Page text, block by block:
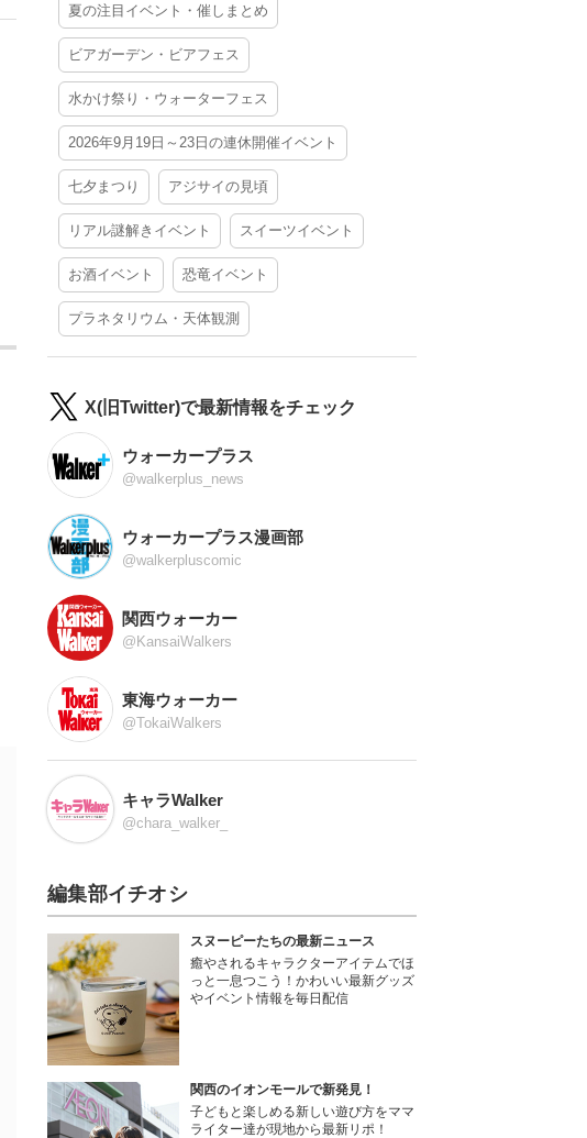
夏の注目イベント・催しまとめ
ビアガーデン・ビアフェス
水かけ祭り・ウォーターフェス
2026年9月19日～23日の連休開催イベント
七夕まつり アジサイの見頃
リアル謎解きイベント スイーツイベント
お酒イベント 恐竜イベント
プラネタリウム・天体観測
X(旧Twitter)で最新情報をチェック
ウォーカープラス
@walkerplus_news
ウォーカープラス漫画部
@walkerpluscomic
関西ウォーカー
@KansaiWalkers
東海ウォーカー
@TokaiWalkers
キャラWalker
@chara_walker_
編集部イチオシ
スヌーピーたちの最新ニュース
癒やされるキャラクターアイテムでほ
っと一息つこう！かわいい最新グッズ
やイベント情報を毎日配信
関西のイオンモールで新発見！
子どもと楽しめる新しい遊び方をママ
ライター達が現地から最新リポ！